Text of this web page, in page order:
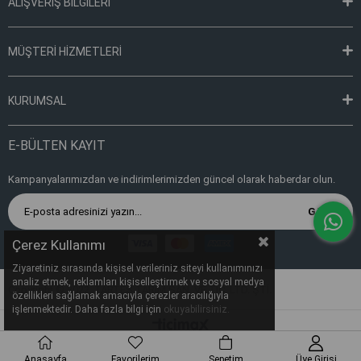
MÜŞTERİ HİZMETLERİ
KURUMSAL
E-BÜLTEN KAYIT
Kampanyalarımızdan ve indirimlerimizden güncel olarak haberdar olun.
Gönder
Copyright © 2022, TARTES TARIM SAN. VE TİC. LTD. ŞTİ.
Çerez Kullanımı
Ziyaretiniz sırasında kişisel verileriniz siteyi kullanımınızı
analiz etmek, reklamları kişiselleştirmek ve sosyal medya
özellikleri sağlamak amacıyla çerezler aracılığıyla
işlenmektedir. Daha fazla bilgi için okuyabilirsiniz.